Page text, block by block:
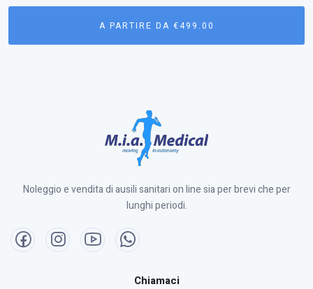
A PARTIRE DA €499.00
Noleggio e vendita di ausili sanitari on line sia per brevi che per
lunghi periodi.
Chiamaci